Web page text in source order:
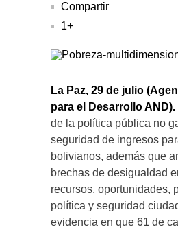
Compartir
1+
La Paz, 29 de julio
para el Desarrollo AND).
de la política pública no
seguridad de ingresos
bolivianos, además que
brechas de desigualdad
recursos, oportunidades,
política y seguridad
evidencia en que 61 de